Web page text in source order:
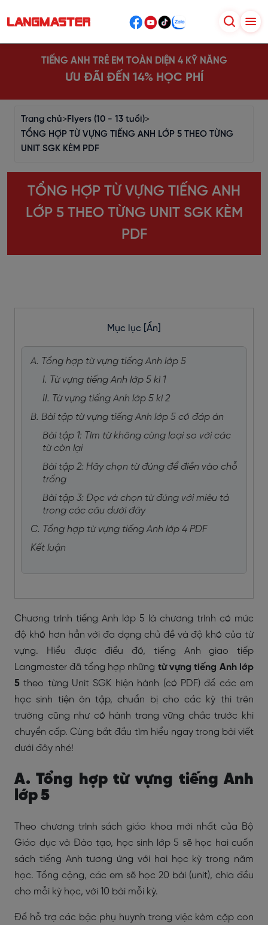
TIẾNG ANH TRẺ EM TOÀN DIỆN 4 KỸ NĂNG
ƯU ĐÃI ĐẾN 14% HỌC PHÍ
Trang chủ>Flyers (10 - 13 tuổi)>
TỔNG HỢP TỪ VỰNG TIẾNG ANH LỚP 5 THEO TỪNG
UNIT SGK KÈM PDF
TỔNG HỢP TỪ VỰNG TIẾNG ANH
LỚP 5 THEO TỪNG UNIT SGK KÈM
PDF
Mục lục [Ẩn]
A. Tổng hợp từ vựng tiếng Anh lớp 5
I. Từ vựng tiếng Anh lớp 5 kì 1
II. Từ vựng tiếng Anh lớp 5 kì 2
B. Bài tập từ vựng tiếng Anh lớp 5 có đáp án
Bài tập 1: Tìm từ không cùng loại so với các
từ còn lại
Bài tập 2: Hãy chọn từ đúng để điền vào chỗ
trống
Bài tập 3: Đọc và chọn từ đúng với miêu tả
trong các câu dưới đây
C. Tổng hợp từ vựng tiếng Anh lớp 4 PDF
Kết luận
Chương trình tiếng Anh lớp 5 là chương trình có mức
độ khó hơn hẳn với đa dạng chủ đề và độ khó của từ
vựng. Hiểu được điều đó, tiếng Anh giao tiếp
Langmaster đã tổng hợp những từ vựng tiếng Anh lớp
5 theo từng Unit SGK hiện hành (có PDF) để các em
học sinh tiện ôn tập, chuẩn bị cho các kỳ thi trên
trường cũng như có hành trang vững chắc trước khi
chuyển cấp. Cùng bắt đầu tìm hiểu ngay trong bài viết
dưới đây nhé!
A. Tổng hợp từ vựng tiếng Anh
lớp 5
Theo chương trình sách giáo khoa mới nhất của Bộ
Giáo dục và Đào tạo, học sinh lớp 5 sẽ học hai cuốn
sách tiếng Anh tương ứng với hai học kỳ trong năm
học. Tổng cộng, các em sẽ học 20 bài (unit), chia đều
cho mỗi kỳ học, với 10 bài mỗi kỳ.
Để hỗ trợ các bậc phụ huynh trong việc kèm cặp con